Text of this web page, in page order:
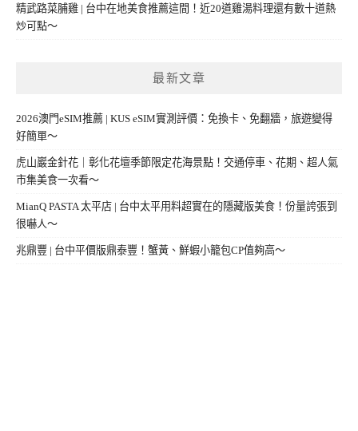
精武路菜脯雞 | 台中在地美食推薦這間！近20道雞湯料理還有數十道熱
炒可點～
最新文章
2026澳門eSIM推薦 | KUS eSIM實測評價：免換卡、免翻牆，旅遊變得
好簡單～
虎山巖金針花｜彰化花壇季節限定花海景點！交通停車、花期、超人氣
市集美食一次看～
MianQ PASTA 太平店 | 台中太平用料超實在的隱藏版美食！份量誇張到
很嚇人～
兆鼎豐 | 台中平價版鼎泰豐！蟹黃、鮮蝦小籠包CP值夠高～